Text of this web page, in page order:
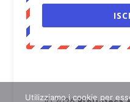
Utilizziamo i cookie per